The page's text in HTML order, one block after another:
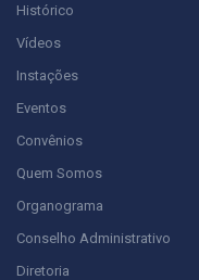
Histórico
Vídeos
Instações
Eventos
Convênios
Quem Somos
Organograma
Conselho Administrativo
Diretoria